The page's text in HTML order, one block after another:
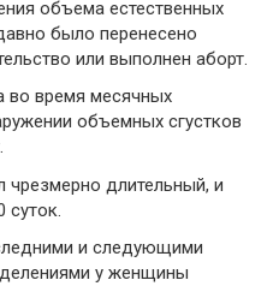
объема естественных
было перенесено
или выполнен аборт.
во время месячных
объемных сгустков
чрезмерно длительный, и
суток.
и следующими
у женщины